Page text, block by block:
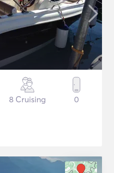
8 Cruising 0